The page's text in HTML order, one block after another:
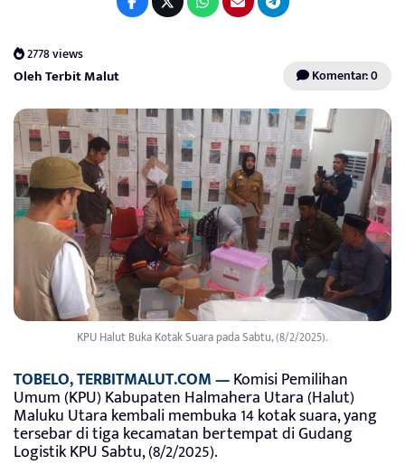
2778 views
Oleh Terbit Malut Komentar: 0
KPU Halut Buka Kotak Suara pada Sabtu, (8/2/2025).
TOBELO, TERBITMALUT.COM —Komisi Pemilihan
Umum (KPU) Kabupaten Halmahera Utara (Halut)
Maluku Utara kembali membuka 14 kotak suara, yang
tersebar di tiga kecamatan bertempat di Gudang
Logistik KPU Sabtu, (8/2/2025).